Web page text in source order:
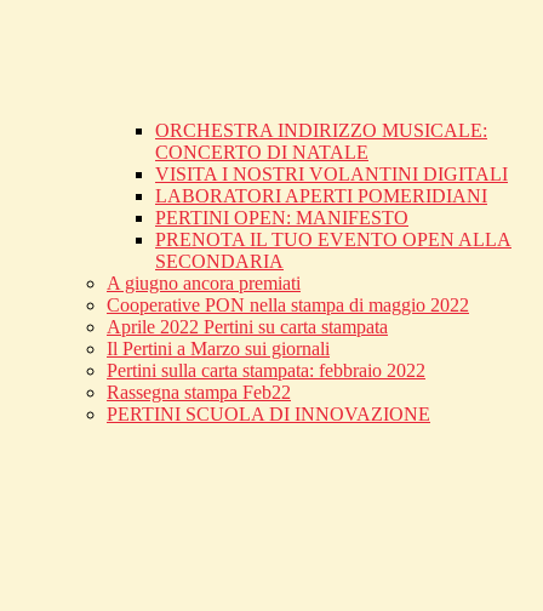
ORCHESTRA INDIRIZZO MUSICALE:
CONCERTO DI NATALE
VISITA I NOSTRI VOLANTINI DIGITALI
LABORATORI APERTI POMERIDIANI
PERTINI OPEN: MANIFESTO
PRENOTA IL TUO EVENTO OPEN ALLA
SECONDARIA
A giugno ancora premiati
Cooperative PON nella stampa di maggio 2022
Aprile 2022 Pertini su carta stampata
Il Pertini a Marzo sui giornali
Pertini sulla carta stampata: febbraio 2022
Rassegna stampa Feb22
PERTINI SCUOLA DI INNOVAZIONE